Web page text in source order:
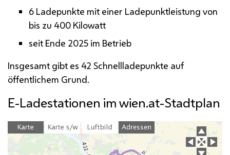
6 Ladepunkte mit einer Ladepunktleistung von
bis zu 400 Kilowatt
seit Ende 2025 im Betrieb
Insgesamt gibt es 42 Schnellladepunkte auf
öffentlichem Grund.
E-Ladestationen im wien.at-Stadtplan